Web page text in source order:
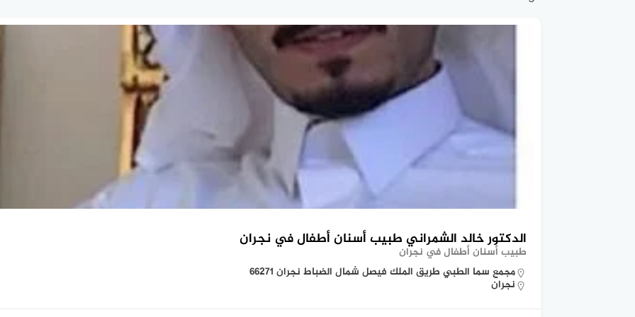
الدكتور خالد الشمراني طبيب أسنان أطفال في نجران
طبيب أسنان أطفال في نجران
مجمع سما الطبي طريق الملك فيصل شمال الضباط نجران 66271
نجران